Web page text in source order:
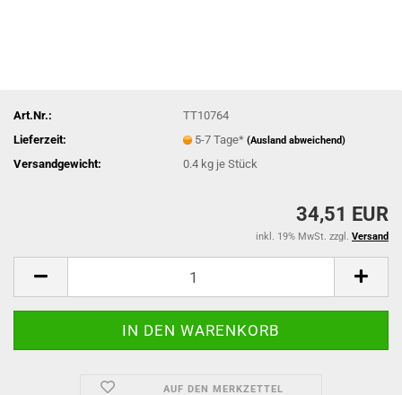
Art.Nr.:
TT10764
Lieferzeit:
5-7 Tage*(Ausland abweichend)
Versandgewicht: 0.4 kg je Stück
34,51 EUR
inkl. 19% MwSt. zzgl. Versand
AUF DEN MERKZETTEL